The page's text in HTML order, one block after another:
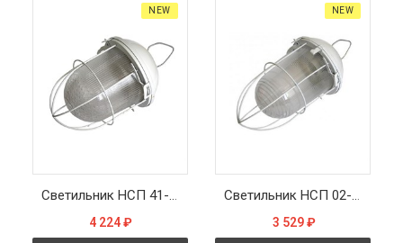
Светильник НСП 41-200-003 345х185х185мм, E27 max 200 Вт, стальной корпус, стекло, решетка, IP54, белый
NEW
4 224 ₽
Светильник НСП 02-100-003 313х170х170мм, E27 max 100 Вт, стальной корпус, стекло, решетка, IP54, белый
NEW
3 529 ₽